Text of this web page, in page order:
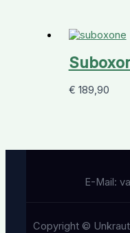
€ 189,90
E-Mail:
Copyright ©